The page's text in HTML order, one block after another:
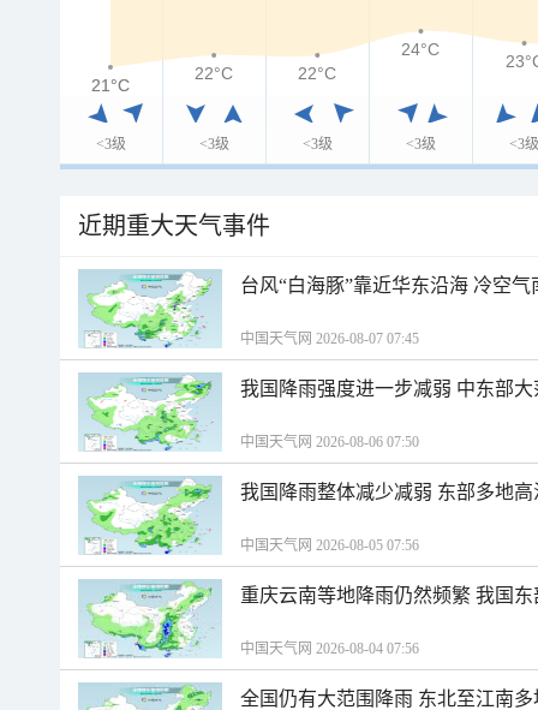
<3级 <3级 <3级 <3级 <3级
21°C
21°C
22°C 22°C
24°C
近期重大天气事件
台风“白海豚”靠近华东沿海 冷空
中国天气网 2026-08-07 07:45
我国降雨强度进一步减弱 中东部
中国天气网 2026-08-06 07:50
我国降雨整体减少减弱 东部多地
中国天气网 2026-08-05 07:56
重庆云南等地降雨仍然频繁 我国
中国天气网 2026-08-04 07:56
全国仍有大范围降雨 东北至江南